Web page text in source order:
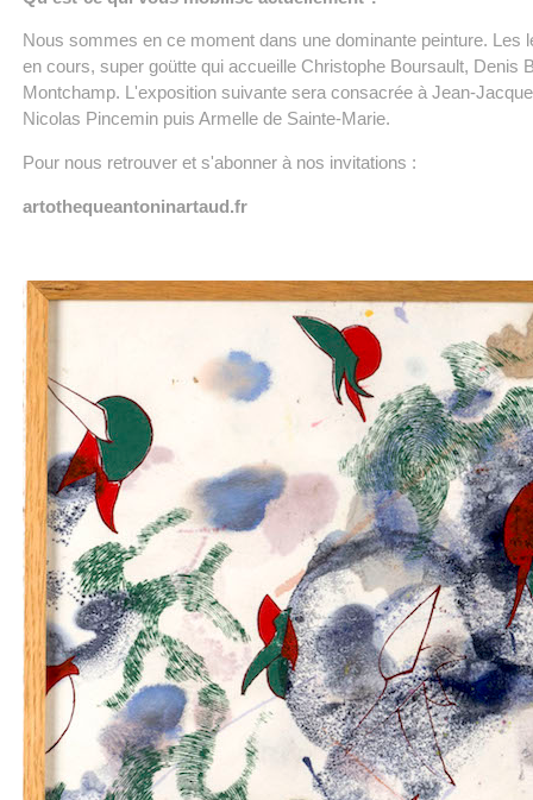
Nous sommes en ce moment dans une dominante peinture.
en cours, super goütte qui accueille Christophe Boursault,
Montchamp. L'exposition suivante sera consacrée à Jean-
Nicolas Pincemin puis Armelle de Sainte-Marie.
Pour nous retrouver et s'abonner à nos invitations :
artothequeantoninartaud.fr